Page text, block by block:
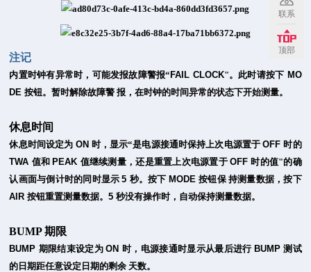
注记
内置时钟有异常时，可能发报故障警报“ FAIL CLOCK"。此时请按下 MO
DE按钮。暂时解除故障警报，在时钟的时间异常的状态下开始测量。
休息时间
休息时间设定为 ON 时，显示“是电源接通时保持上次电源置于OFF 时的
TWA 值和 PEAK 值继续测 量，还是重置上次电源置于OFF 时的值"的确
认画面与倒计时的同时显示5 秒。按下 MODE按钮保持测量数据，按下
AIR按钮重置测量数据。5秒没有操作时，自动保持测量数据。
BUMP 期限
BUMP 期限结束设定为ON 时，电源接通时显示从最后进行 BUMP测试
的日期距任意设定日期的剩余 天数。
联系
顶部